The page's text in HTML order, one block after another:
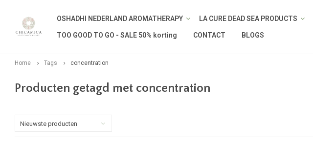
OSHADHI NEDERLAND AROMATHERAPY LA CURE DEAD SEA PRODUCTS
TOO GOOD TO GO - SALE 50% korting CONTACT BLOGS
Home Tags concentration
Producten getagd met concentration
Nieuwste producten